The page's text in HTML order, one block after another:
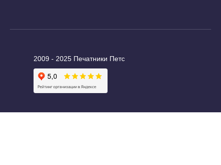
2009 - 2025 Печатники Петс